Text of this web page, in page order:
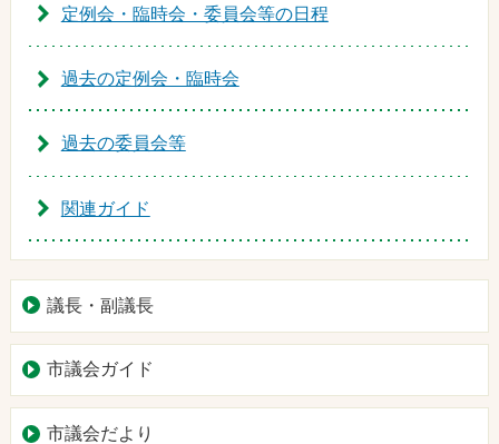
定例会・臨時会・委員会等の日程
過去の定例会・臨時会
過去の委員会等
関連ガイド
議長・副議長
市議会ガイド
市議会だより